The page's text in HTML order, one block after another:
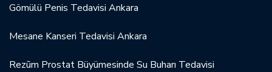
Gömülü Penis Tedavisi Ankara
Mesane Kanseri Tedavisi Ankara
Rezūm Prostat Büyümesinde Su Buharı Tedavisi